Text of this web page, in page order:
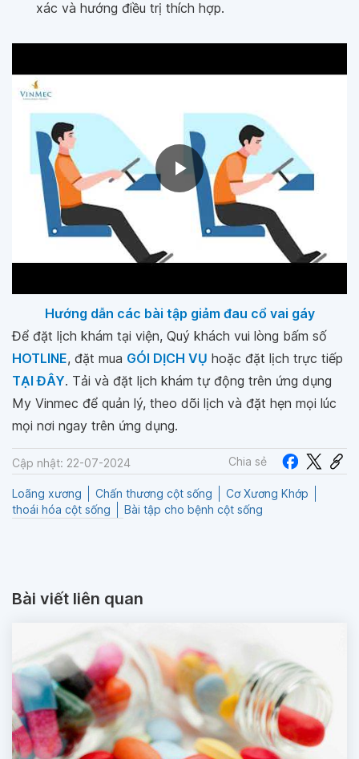
xác và hướng điều trị thích hợp.
Hướng dẫn các bài tập giảm đau cổ vai gáy
Để đặt lịch khám tại viện, Quý khách vui lòng bấm số
HOTLINE, đặt mua GÓI DỊCH VỤ hoặc đặt lịch trực tiếp
TẠI ĐÂY. Tải và đặt lịch khám tự động trên ứng dụng
My Vinmec để quản lý, theo dõi lịch và đặt hẹn mọi lúc
mọi nơi ngay trên ứng dụng.
Cập nhật: 22-07-2024 Chia sẻ
Loãng xương Chấn thương cột sống
Cơ Xương Khớp
thoái hóa cột sống
Bài tập cho bệnh cột sống
Bài viết liên quan